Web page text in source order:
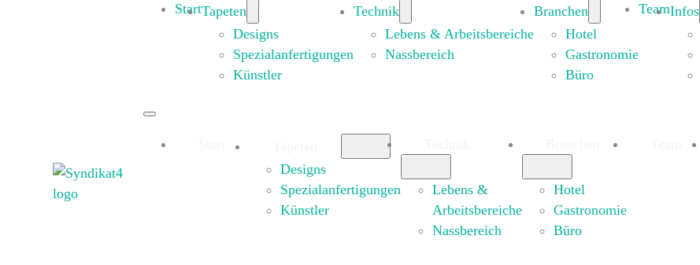
StartTapeten
Designs
Spezialanfertigungen
Künstler
Technik
Lebens & Arbeitsbereiche
Nassbereich
Branchen
Hotel
Gastronomie
Büro
TeamInfos
Designs
Spezialanfertigungen
Künstler
Lebens &
Arbeitsbereiche
Nassbereich
Hotel
Gastronomie
Büro